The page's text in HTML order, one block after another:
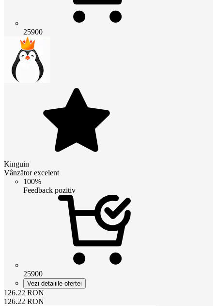
25900
Kinguin
Vânzător excelent
100%
Feedback pozitiv
25900
Vezi detaliile ofertei
126.22 RON
126.22 RON